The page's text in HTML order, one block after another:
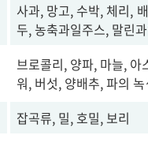
사과, 망고, 수박, 체리,
두, 농축과일주스, 말린
브로콜리, 양파, 마늘,
워, 버섯, 양배추, 파의
잡곡류, 밀, 호밀, 보리